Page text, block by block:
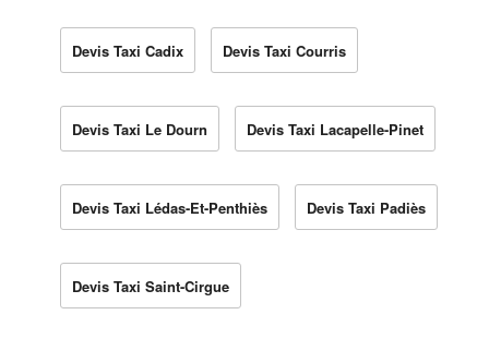
Devis Taxi Cadix Devis Taxi Courris
Devis Taxi Le Dourn Devis Taxi Lacapelle-Pinet
Devis Taxi Lédas-Et-Penthiès Devis Taxi Padiès
Devis Taxi Saint-Cirgue